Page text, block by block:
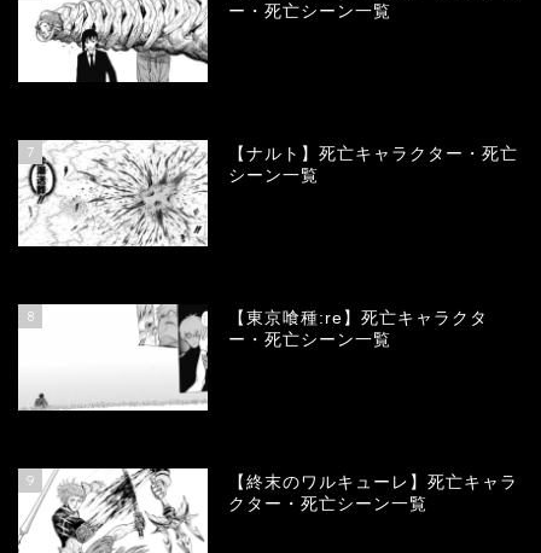
ー・死亡シーン一覧
7
【ナルト】死亡キャラクター・死亡
シーン一覧
8
【東京喰種:re】死亡キャラクタ
ー・死亡シーン一覧
9
【終末のワルキューレ】死亡キャラ
クター・死亡シーン一覧